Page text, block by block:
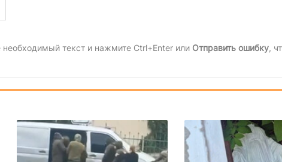
текст и нажмите Ctrl+Enter или Отправить ошибку,